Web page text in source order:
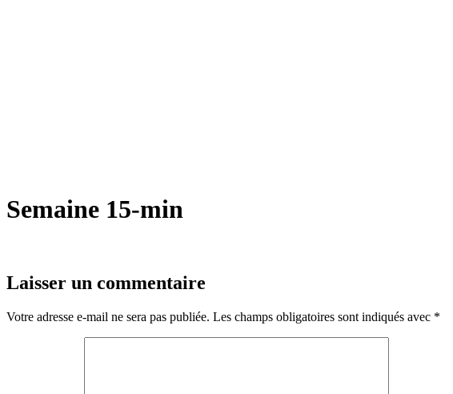
Semaine 15-min
Laisser un commentaire
Votre adresse e-mail ne sera pas publiée. Les champs obligatoires sont indiqués avec *